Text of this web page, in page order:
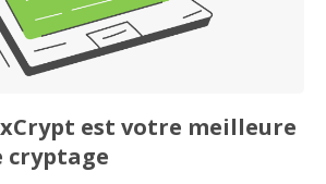
est votre meilleure
cryptage